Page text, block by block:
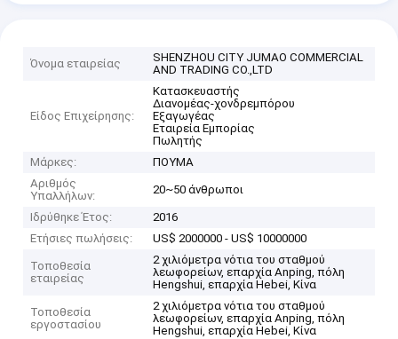
Όνομα εταιρείας
SHENZHOU CITY JUMAO COMMERCIAL
AND TRADING CO.,LTD
Είδος Επιχείρησης:
Κατασκευαστής
Διανομέας-χονδρεμπόρου
Εξαγωγέας
Εταιρεία Εμπορίας
Πωλητής
Μάρκες:
ΠΟΥΜΑ
Αριθμός
Υπαλλήλων:
20~50 άνθρωποι
Ιδρύθηκε Έτος:
2016
Ετήσιες πωλήσεις:
US$ 2000000 - US$ 10000000
Τοποθεσία
εταιρείας
2 χιλιόμετρα νότια του σταθμού
λεωφορείων, επαρχία Anping, πόλη
Hengshui, επαρχία Hebei, Κίνα
Τοποθεσία
εργοστασίου
2 χιλιόμετρα νότια του σταθμού
λεωφορείων, επαρχία Anping, πόλη
Hengshui, επαρχία Hebei, Κίνα